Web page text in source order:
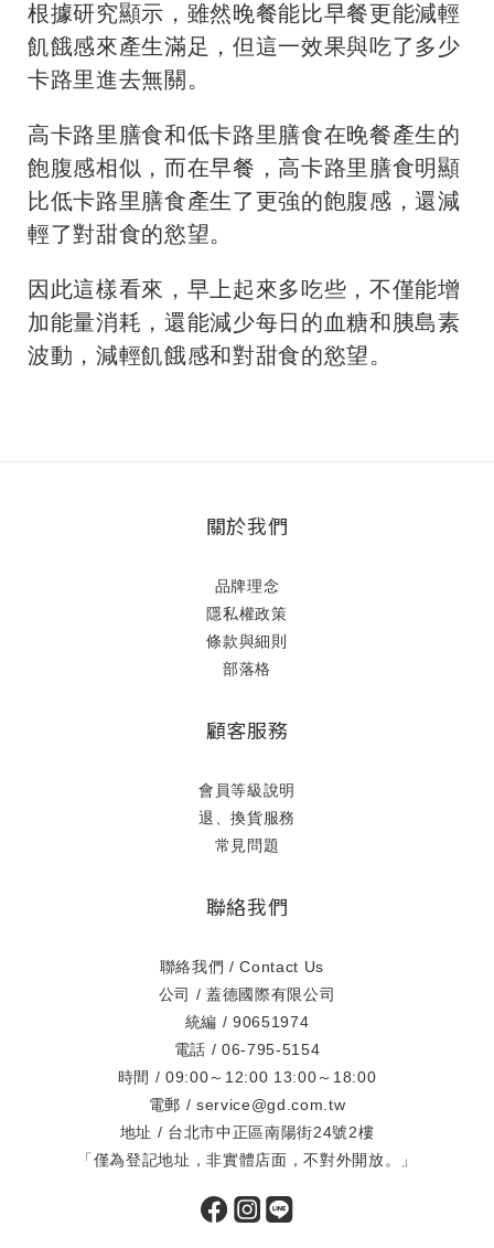
根據研究顯示，雖然晚餐能比早餐更能減輕
飢餓感來產生滿足，但這一效果與吃了多少
卡路里進去無關。
高卡路里膳食和低卡路里膳食在晚餐產生的
飽腹感相似，而在早餐，高卡路里膳食明顯
比低卡路里膳食產生了更強的飽腹感，還減
輕了對甜食的慾望。
因此這樣看來，早上起來多吃些，不僅能增
加能量消耗，還能減少每日的血糖和胰島素
波動，減輕飢餓感和對甜食的慾望。
關於我們
品牌理念
隱私權政策
條款與細則
部落格
顧客服務
會員等級說明
退、換貨服務
常見問題
聯絡我們
聯絡我們 / Contact Us
公司 / 蓋德國際有限公司
統編 / 90651974
電話 / 06-795-5154
時間 / 09:00～12:00 13:00～18:00
電郵 / service@gd.com.tw
地址 / 台北市中正區南陽街24號2樓
「僅為登記地址，非實體店面，不對外開放。」